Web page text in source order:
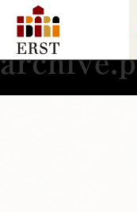
ARCHIVES